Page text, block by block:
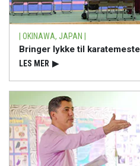
| OKINAWA, JAPAN |
Bringer lykke til
LES MER ▶